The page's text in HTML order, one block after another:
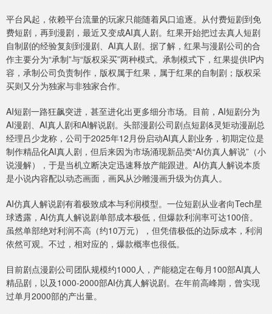
平台风起，依赖平台流量的玩家只能随着风口追逐。从付费短剧到免
费短剧，再到漫剧，最近又变成AI真人剧。红果开始把过去真人短剧
自制剧的经验复刻到漫剧、AI真人剧。据了解，红果与漫剧公司的合
作主要分为“承制”与“版权采买”两种模式。承制模式下，红果提供IP内
容，承制公司负责制作，版权属于红果，属于红果的自制剧；版权采
买则又分为独家与非独家合作。
AI短剧一路狂飙突进，甚至进化出更多细分市场。目前，AI短剧分为
AI漫剧、AI真人剧和AI解说剧。头部漫剧公司剧点短剧&灵矩动漫副总
经理吕少龙称，公司于2025年12月份启动AI真人剧业务，初期定位是
制作精品化AI真人剧，但后来因为市场涌现新品类“AI仿真人解说”（小
说漫解），于是当机立断决定迅速释放产能跟进。AI仿真人解说本质
是小说内容配以动态画面，画风从沙雕漫画升级为仿真人。
AI仿真人解说剧有着极致成本与利润模型。一位短剧从业者向Tech星
球透露，AI仿真人解说剧单部成本极低，但爆款利润率可达100倍。
虽然单部绝对利润不高（约10万元），但凭借极低的边际成本，利润
依然可观。不过，相对应的，爆款概率也很低。
目前剧点漫剧公司团队规模约1000人，产能稳定在每月100部AI真人
精品剧，以及1000-2000部AI仿真人解说剧。在年前高峰期，曾实现
过单月2000部的产出量。